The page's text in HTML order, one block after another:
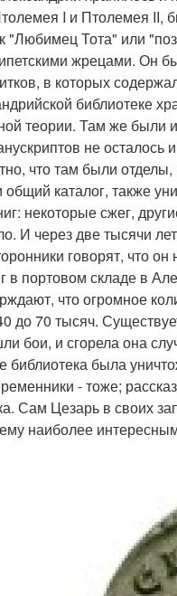
I и Птолемея II,
"Любимец Тота" или
жрецами. Он
в которых
библиотеке
теории. Там же были
не
что там были
каталог, также
некоторые сжег,
И через две тысячи
говорят, что
в портовом складе в
что огромное
до 70 тысяч.
бои, и сгорела она
библиотека была
- тоже;
Сам Цезарь в своих
наиболее